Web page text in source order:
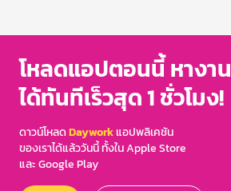
โหลดแอปตอนนี้ หางาน
ได้ทันทีเร็วสุด 1 ชั่วโมง!
ดาวน์โหลดDayworkแอปพลิเคชัน
ของเราได้แล้ววันนี้ ทั้งใน Apple Store
และ Google Play